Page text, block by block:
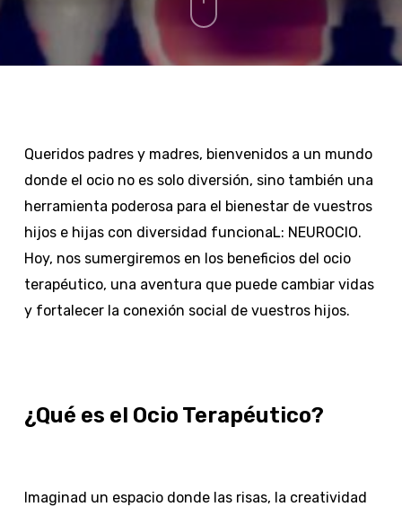
Queridos padres y madres, bienvenidos a un mundo
donde el ocio no es solo diversión, sino también una
herramienta poderosa para el bienestar de vuestros
hijos e hijas con diversidad funcionaL: NEUROCIO.
Hoy, nos sumergiremos en los beneficios del ocio
terapéutico, una aventura que puede cambiar vidas
y fortalecer la conexión social de vuestros hijos.
¿Qué es el Ocio Terapéutico?
Imaginad un espacio donde las risas, la creatividad